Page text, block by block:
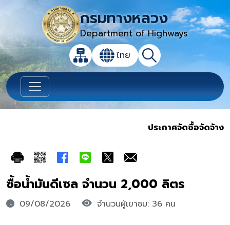
กรมทางหลวง
Department of Highways
แผนผังเว็บไซต์
เปลี่ยนภาษา
ไทย ค้นหา
เปิดกล่องค้นหาข้อมูลหลักของเว็บไซต์
ประกาศจัดซื้อจัดจ้าง
ซื้อน้ำมันดีเซล จำนวน 2,000 ลิตร
09/08/2026 จำนวนผู้เขาชม: 36 คน